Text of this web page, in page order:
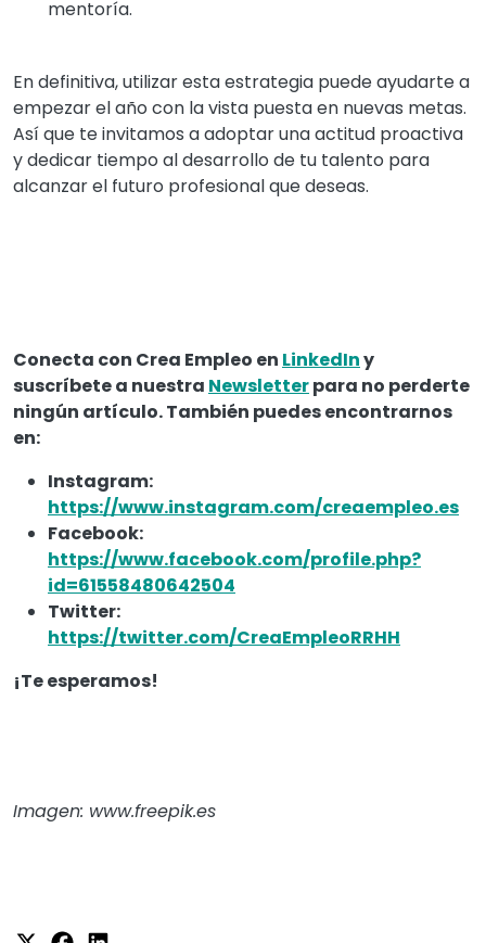
mentoría.
En definitiva, utilizar esta estrategia puede ayudarte a
empezar el año con la vista puesta en nuevas metas.
Así que te invitamos a adoptar una actitud proactiva
y dedicar tiempo al desarrollo de tu talento para
alcanzar el futuro profesional que deseas.
Conecta con Crea Empleo en LinkedIny
suscríbete a nuestra Newsletterpara no perderte
ningún artículo. También puedes encontrarnos
en:
Instagram:
https://www.instagram.com/creaempleo.es
Facebook:
https://www.facebook.com/profile.php?
id=61558480642504
Twitter:
https://twitter.com/CreaEmpleoRRHH
¡Te esperamos!
Imagen: www.freepik.es